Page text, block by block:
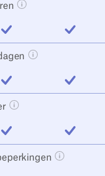
Tooltip knop openen
inbegrepen
Tooltip knop
inbegrepen
Tooltip knop openen
inbegrepen
Tooltip